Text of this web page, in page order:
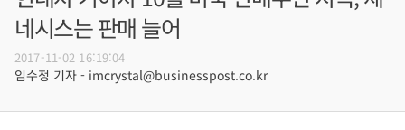
네시스는 판매 늘어
2017-11-02 16:19:04
임수정 기자 - imcrystal@businesspost.co.kr